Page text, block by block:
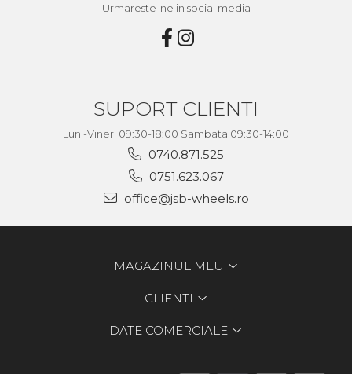
Urmareste-ne in social media
SUPORT CLIENTI
Luni-Vineri 09:30-18:00 Sambata 09:30-14:00
0740.871.525
0751.623.067
office@jsb-wheels.ro
MAGAZINUL MEU
CLIENTI
DATE COMERCIALE